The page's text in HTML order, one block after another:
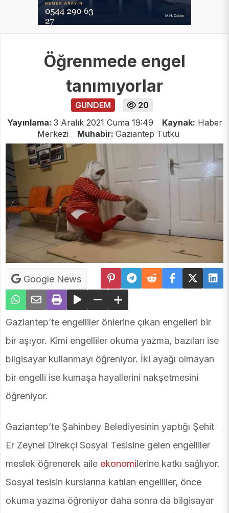
Öğrenmede engel
tanımıyorlar
GUNDEM
20
Yayınlama: 3 Aralık 2021 Cuma 19:49 Kaynak: Haber
Merkezi
Muhabir: Gaziantep Tutku
Google News
Gaziantep’te engelliler önlerine çıkan engelleri bir
bir aşıyor. Kimi engelliler okuma yazma, bazıları ise
bilgisayar kullanmayı öğreniyor. İki ayağı olmayan
bir engelli ise kumaşa hayallerini nakşetmesini
öğreniyor.
Gaziantep’te Şahinbey Belediyesinin yaptığı Şehit
Er Zeynel Direkçi Sosyal Tesisine gelen engelliler
meslek öğrenerek aile ekonomilerine katkı sağlıyor.
Sosyal tesisin kurslarına katılan engelliler, önce
okuma yazma öğreniyor daha sonra da bilgisayar